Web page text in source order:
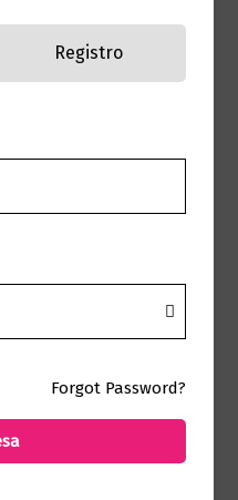
Bohorquez, Luis
Caamaño
x 28
que hayan
pueden hacer
Registro
Forgot Password?